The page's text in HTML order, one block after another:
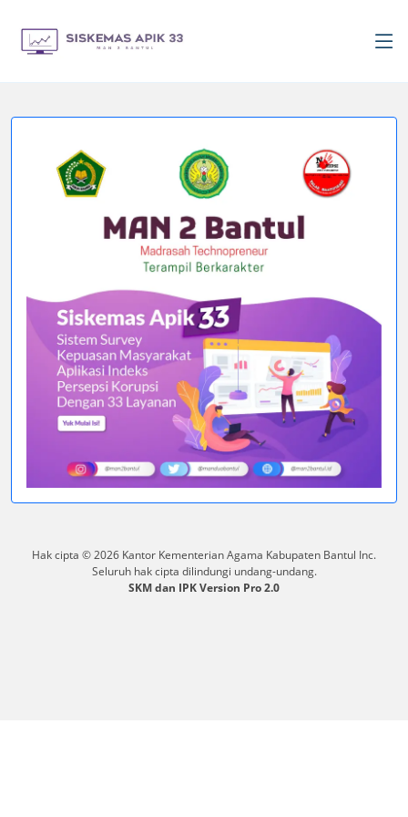
Hak cipta © 2026 Kantor Kementerian Agama Kabupaten Bantul Inc.
Seluruh hak cipta dilindungi undang-undang.
SKM dan IPK Version Pro 2.0